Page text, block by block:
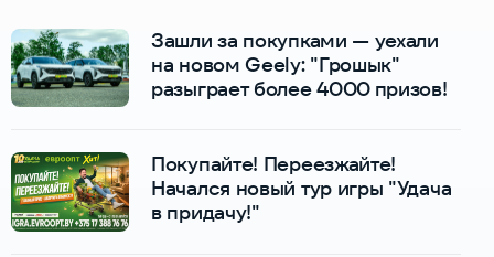
Зашли за покупками — уехали
на новом Geely: "Грошык"
разыграет более 4000 призов!
Покупайте! Переезжайте!
Начался новый тур игры "Удача
в придачу!"